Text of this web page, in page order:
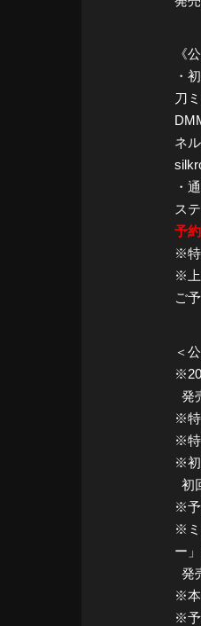
《
・
刀
ネ
・
ス
予
※特
※上
ご
＜
発
※特
※特
※初
初
※予
※ミ
ー
発
※本
※予